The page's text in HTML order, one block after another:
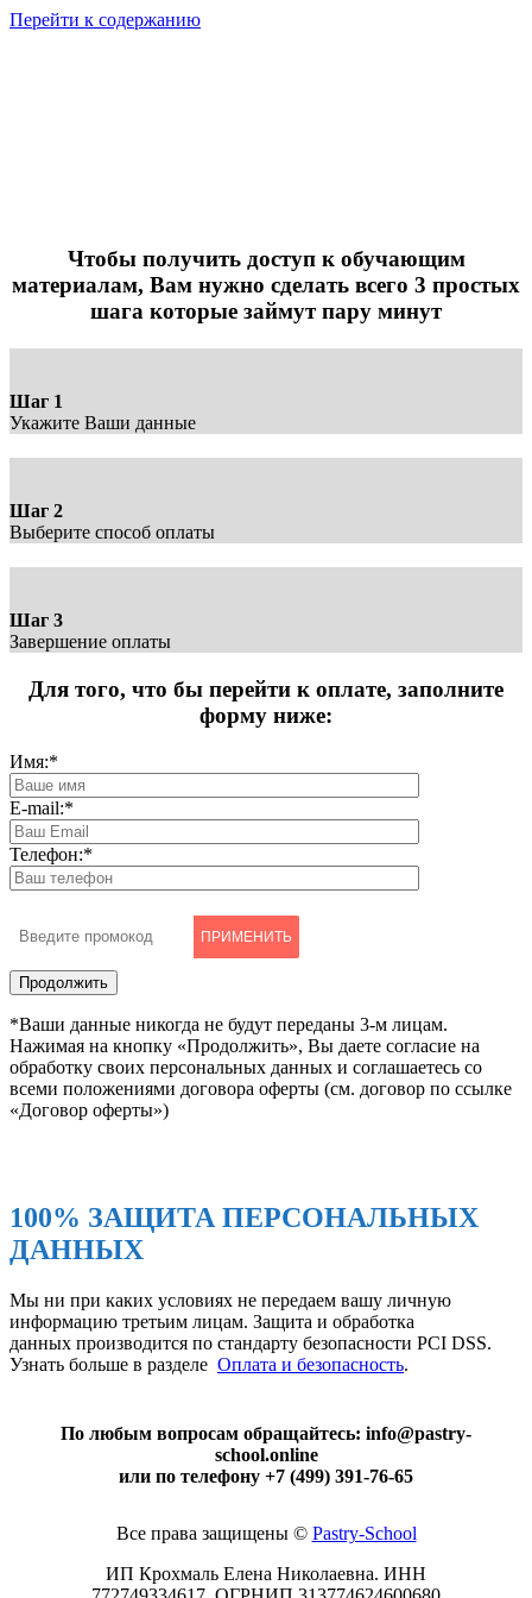
Перейти к содержанию
Стоимость участия - 4 900 руб.
Чтобы получить доступ к обучающим
материалам, Вам нужно сделать всего 3 простых
шага которые займут пару минут
Шаг 1
Укажите Ваши данные
Шаг 2
Выберите способ оплаты
Шаг 3
Завершение оплаты
Для того, что бы перейти к оплате, заполните
форму ниже:
Имя:*
E-mail:*
Телефон:*
ПРИМЕНИТЬ
*Ваши данные никогда не будут переданы 3-м лицам.
Нажимая на кнопку «Продолжить», Вы даете согласие на
обработку своих персональных данных и соглашаетесь со
всеми положениями договора оферты (см. договор по ссылке
«Договор оферты»)
100% ЗАЩИТА ПЕРСОНАЛЬНЫХ
ДАННЫХ
Мы ни при каких условиях не передаем вашу личную
информацию третьим лицам. Защита и обработка
данных производится по стандарту безопасности PCI DSS.
Узнать больше в разделе Оплата и безопасность.
По любым вопросам обращайтесь: info@pastry-
school.online
или по телефону +7 (499) 391-76-65
Все права защищены © Pаstry-School
ИП Крохмаль Елена Николаевна. ИНН